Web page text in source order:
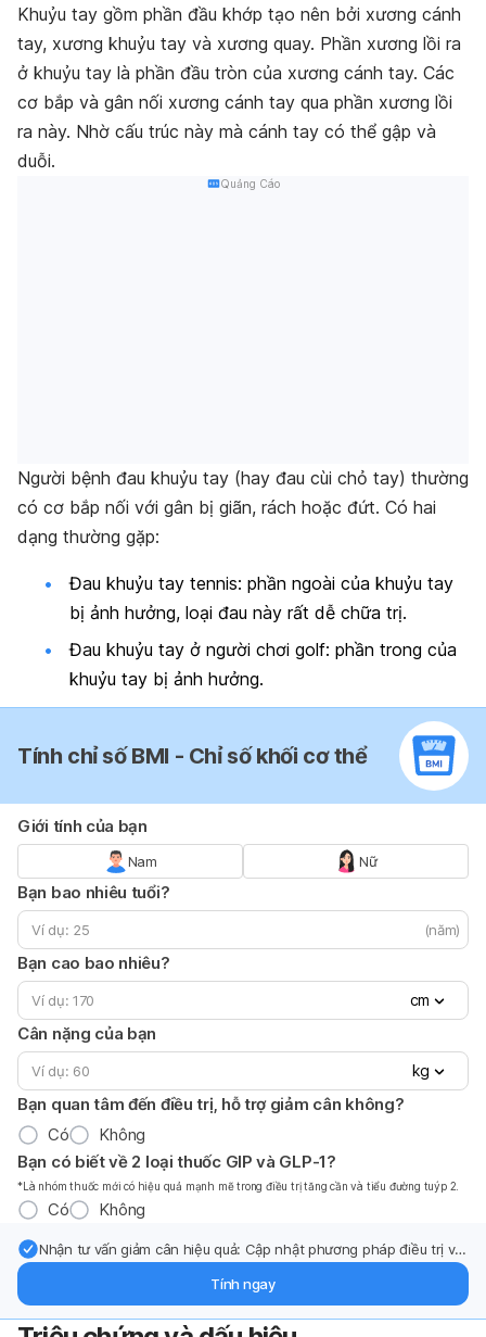
Khuỷu tay gồm phần đầu khớp tạo nên bởi xương cánh
tay, xương khuỷu tay và xương quay. Phần xương lồi ra
ở khuỷu tay là phần đầu tròn của xương cánh tay. Các
cơ bắp và gân nối xương cánh tay qua phần xương lồi
ra này. Nhờ cấu trúc này mà cánh tay có thể gập và
duỗi.
Quảng Cáo
Người bệnh đau khuỷu tay (hay đau cùi chỏ tay) thường
có cơ bắp nối với gân bị giãn, rách hoặc đứt. Có hai
dạng thường gặp:
Đau khuỷu tay tennis: phần ngoài của khuỷu tay
bị ảnh hưởng, loại đau này rất dễ chữa trị.
Đau khuỷu tay ở người chơi golf: phần trong của
khuỷu tay bị ảnh hưởng.
Tính chỉ số BMI - Chỉ số khối cơ thể
Giới tính của bạn
Nam Nữ
Bạn bao nhiêu tuổi?
(năm)
Bạn cao bao nhiêu?
cm
Cân nặng của bạn
kg
Bạn quan tâm đến điều trị, hỗ trợ giảm cân không?
Có
Không
Bạn có biết về 2 loại thuốc GIP và GLP-1?
*Là nhóm thuốc mới có hiệu quả mạnh mẽ trong điều trị tăng cần và tiểu đường tuýp 2.
Có Không
Nhận tư vấn giảm cân hiệu quả: Cập nhật phương pháp điều trị và
Tính ngay